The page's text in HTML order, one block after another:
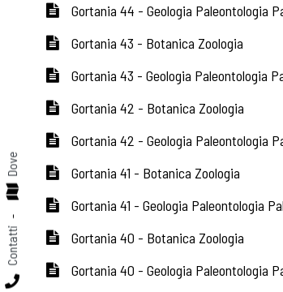
Gortania 44 - Geologia Paleontologia
Gortania 43 - Botanica Zoologia
Gortania 43 - Geologia Paleontologia
Gortania 42 - Botanica Zoologia
Gortania 42 - Geologia Paleontologia
Gortania 41 - Botanica Zoologia
Gortania 41 - Geologia Paleontologia
Gortania 40 - Botanica Zoologia
Gortania 40 - Geologia Paleontologia
Contatti
-
Dove